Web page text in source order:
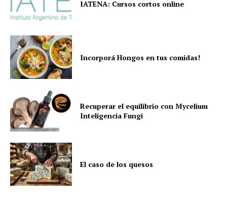
IATENA: Cursos cortos online
Incorporá Hongos en tus comidas!
Recuperar el equilibrio con Mycelium
Inteligencia Fungi
El caso de los quesos